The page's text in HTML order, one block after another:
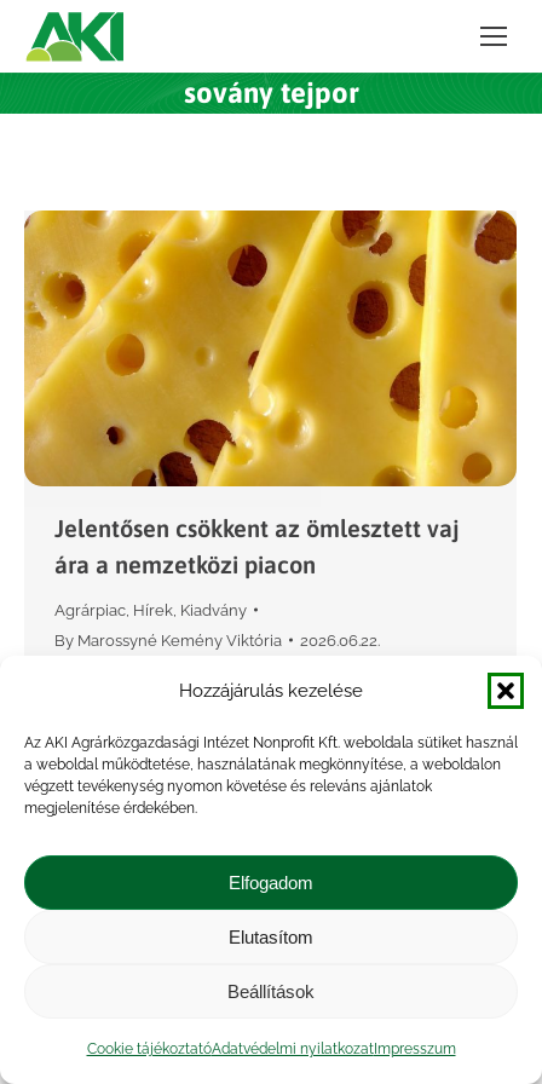
Hozzájárulás kezelése
Az AKI Agrárközgazdasági Intézet Nonprofit Kft. weboldala sütiket használ
a weboldal működtetése, használatának megkönnyítése, a weboldalon
végzett tevékenység nyomon követése és releváns ajánlatok
megjelenítése érdekében.
Elfogadom
Elutasítom
Beállítások
Cookie tájékoztatóAdatvédelmi nyilatkozatImpresszum
sovány tejpor
Jelentősen csökkent az ömlesztett vaj
ára a nemzetközi piacon
Agrárpiac Hírek Kiadvány
By Marossyné Kemény Viktória 2026.06.22.
A világpiacon a sovány tejpor értékesítési ára
nőtt, míg a cheddar sajté 9,7 százalékkal, a teljes
tejporé 10,5 százalékkal, az ömlesztett vajé
28,3…